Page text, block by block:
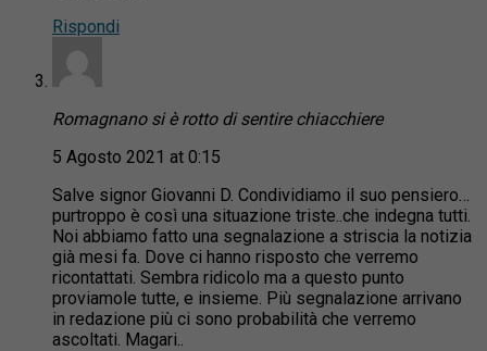
Rispondi
Romagnano si è rotto di sentire chiacchiere
5 Agosto 2021 at 0:15
Salve signor Giovanni D. Condividiamo il suo pensiero…
purtroppo è così una situazione triste..che indegna tutti.
Noi abbiamo fatto una segnalazione a striscia la notizia
già mesi fa. Dove ci hanno risposto che verremo
ricontattati. Sembra ridicolo ma a questo punto
proviamole tutte, e insieme. Più segnalazione arrivano
in redazione più ci sono probabilità che verremo
ascoltati. Magari..